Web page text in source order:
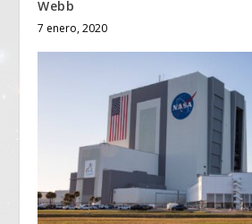
Webb
7 enero, 2020